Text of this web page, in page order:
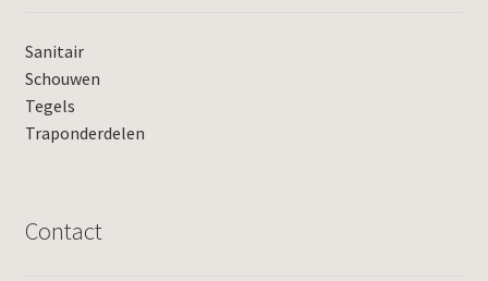
Sanitair
Schouwen
Tegels
Traponderdelen
Contact